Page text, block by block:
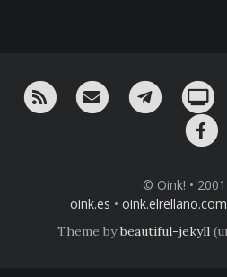
RSS ¡Mándame un email!
¡Nuestro
© Oink! •
oink.es • oink.elrellano.com
Theme bybeautiful-jekyll